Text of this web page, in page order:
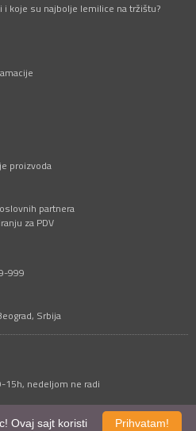
koje su najbolje lemilice na tržištu?
proizvoda
partnera
za PDV
999
Srbija
15h, nedeljom ne radi
Prihvatam!
Ovaj sajt koristi